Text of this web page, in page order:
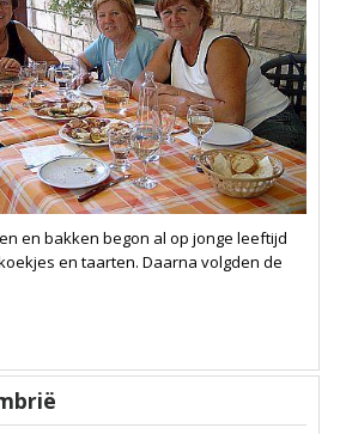
en bakken begon al op jonge leeftijd
en taarten. Daarna volgden de